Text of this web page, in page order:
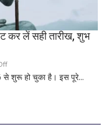
मां
काली
का
हृदयपीठ
का
कर लें सही तारीख, शुभ
on
श्रावण
से शुरू हो चुका है। इस पूरे...